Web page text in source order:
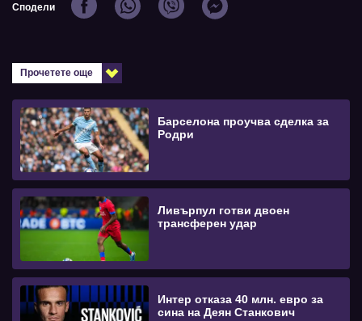
Сподели
Прочетете още
Барселона проучва сделка за
Родри
Ливърпул готви двоен
трансферен удар
Интер отказа 40 млн. евро за
сина на Деян Станкович